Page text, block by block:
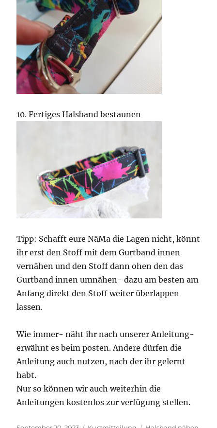
10. Fertiges Halsband bestaunen
Tipp: Schafft eure NäMa die Lagen nicht, könnt
ihr erst den Stoff mit dem Gurtband innen
vernähen und den Stoff dann ohen den das
Gurtband innen umnähen- dazu am besten am
Anfang direkt den Stoff weiter überlappen
lassen.
Wie immer- näht ihr nach unserer Anleitung-
erwähnt es beim posten. Andere dürfen die
Anleitung auch nutzen, nach der ihr gelernt
habt.
Nur so können wir auch weiterhin die
Anleitungen kostenlos zur verfügung stellen.